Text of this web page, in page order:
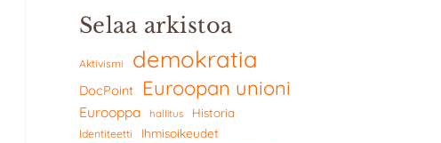
Selaa arkistoa
Aktivismi demokratia
DocPoint Euroopan unioni
Eurooppa hallitus Historia
Identiteetti Ihmisoikeudet